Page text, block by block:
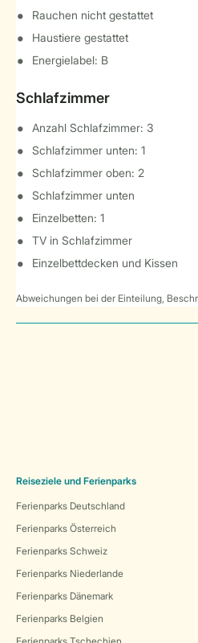
Rauchen nicht gestattet
Haustiere gestattet
Energielabel: B
Schlafzimmer
Anzahl Schlafzimmer: 3
Schlafzimmer unten: 1
Schlafzimmer oben: 2
Schlafzimmer unten
Einzelbetten: 1
TV in Schlafzimmer
Einzelbettdecken und Kissen
Abweichungen bei der Einteilung,
Reiseziele und Ferienparks
Ferienparks Deutschland
Ferienparks Österreich
Ferienparks Schweiz
Ferienparks Niederlande
Ferienparks Dänemark
Ferienparks Belgien